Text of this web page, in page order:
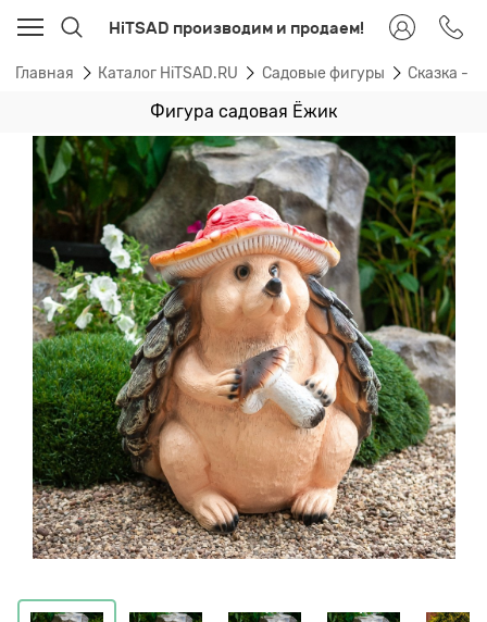
HiTSAD производим и продаем!
Главная Каталог HiTSAD.RU Садовые фигуры Сказка -
Фигура садовая Ёжик